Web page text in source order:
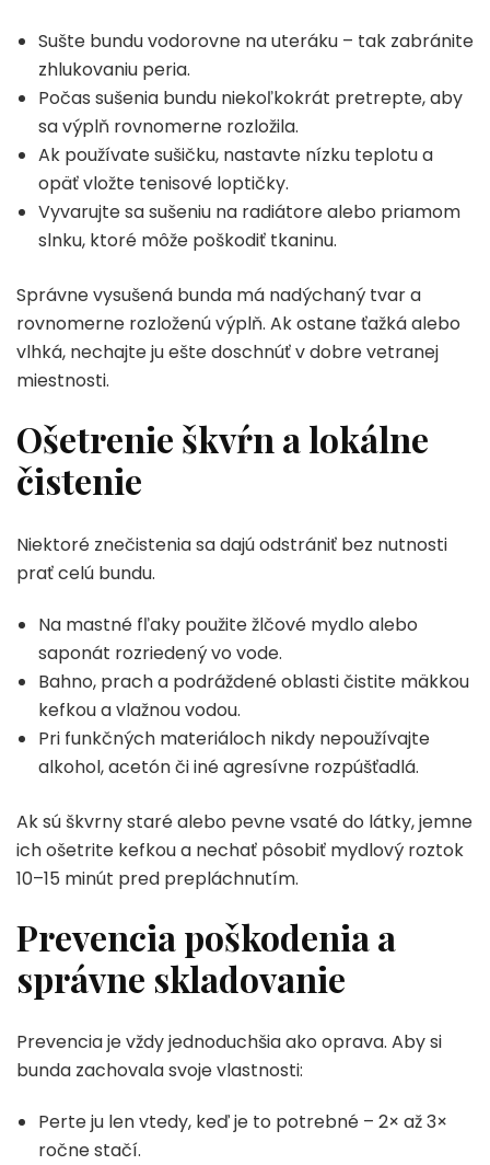
Sušte bundu vodorovne na uteráku – tak zabránite
zhlukovaniu peria.
Počas sušenia bundu niekoľkokrát pretrepte, aby
sa výplň rovnomerne rozložila.
Ak používate sušičku, nastavte nízku teplotu a
opäť vložte tenisové loptičky.
Vyvarujte sa sušeniu na radiátore alebo priamom
slnku, ktoré môže poškodiť tkaninu.
Správne vysušená bunda má nadýchaný tvar a
rovnomerne rozloženú výplň. Ak ostane ťažká alebo
vlhká, nechajte ju ešte doschnúť v dobre vetranej
miestnosti.
Ošetrenie škvŕn a lokálne
čistenie
Niektoré znečistenia sa dajú odstrániť bez nutnosti
prať celú bundu.
Na mastné fľaky použite žlčové mydlo alebo
saponát rozriedený vo vode.
Bahno, prach a podráždené oblasti čistite mäkkou
kefkou a vlažnou vodou.
Pri funkčných materiáloch nikdy nepoužívajte
alkohol, acetón či iné agresívne rozpúšťadlá.
Ak sú škvrny staré alebo pevne vsaté do látky, jemne
ich ošetrite kefkou a nechať pôsobiť mydlový roztok
10–15 minút pred prepláchnutím.
Prevencia poškodenia a
správne skladovanie
Prevencia je vždy jednoduchšia ako oprava. Aby si
bunda zachovala svoje vlastnosti:
Perte ju len vtedy, keď je to potrebné – 2× až 3×
ročne stačí.